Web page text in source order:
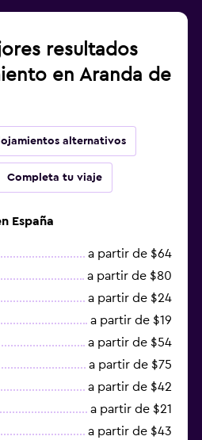
resultados
en Aranda de
alternativos
Completa tu viaje
España
a partir de $64
a partir de $80
a partir de $24
a partir de $19
a partir de $54
a partir de $75
a partir de $42
a partir de $21
a partir de $43